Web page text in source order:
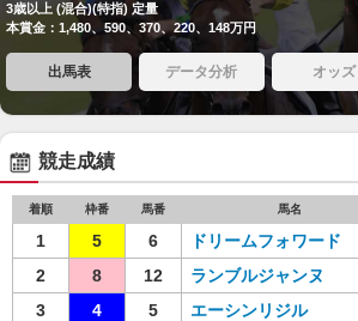
3歳以上 (混合)(特指) 定量
本賞金：1,480、590、370、220、148万円
出馬表 データ分析 オッズ
競走成績
着順 枠番 馬番 馬名
1 5 6 ドリームフォワード
2
8 12 ランブルジャンヌ
3
4 5 エーシンリジル